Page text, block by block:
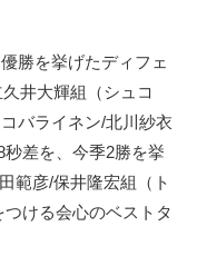
勝を挙げたディフェ
井大輝組（シュコ
バライネン/北川紗衣
差を、今季2勝を挙
範彦/保井隆宏組（ト
ける会心のベストタ